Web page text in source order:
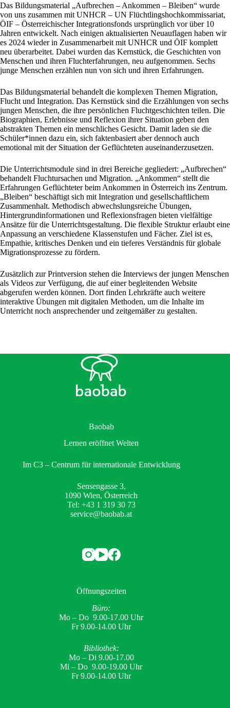
Das Bildungsmaterial „Aufbrechen – Ankommen – Bleiben“ wurde
von uns zusammen mit UNHCR – UN Flüchtlingshochkommissariat,
ÖIF – Österreichischer Integrationsfonds ursprünglich vor über 10
Jahren entwickelt. Nach einigen aktualisierten Neuauflagen haben wir
es 2024 wieder in Zusammenarbeit mit UNHCR und ÖIF komplett
neu überarbeitet. Dabei wurden das Kernstück, die Geschichten von
Menschen und ihren Fluchterfahrungen, neu aufgenommen. Sechs
junge Menschen erzählen nun von sich und ihren Erfahrungen.
Das Bildungsmaterial behandelt die komplexen Themen Migration,
Flucht und Integration. Das Kernstück sind die Erzählungen von sechs
jungen Menschen, die ihre persönlichen Fluchtgeschichten teilen. Die
Biographien, Erlebnisse und Reflexion ihrer Situation geben den
abstrakten Themen ein menschliches Gesicht. Damit laden sie die
Schüler*innen dazu ein, sich faktenbasiert aber dennoch auch
emotional mit der Situation der Geflüchteten auseinanderzusetzen.
Die Unterrichtsmodule sind in drei Bereiche gegliedert: „Aufbrechen“
behandelt Fluchtursachen und Migration. „Ankommen“ stellt die
Erfahrungen Geflüchteter beim Ankommen in Österreich ins Zentrum.
„Bleiben“ beschäftigt sich mit Integration und gesellschaftlichem
Zusammenhalt. Methodisch abwechslungsreiche Übungen,
Hintergrundinformationen und Reflexionsfragen bieten vielfältige
Ansätze für die Unterrichtsgestaltung. Die flexible Struktur erlaubt eine
Anpassung an verschiedene Klassenstufen und Fächer. Ziel ist es,
Empathie, kritisches Denken und ein tieferes Verständnis für globale
Migrationsprozesse zu fördern.
Zusätzlich zur Printversion stehen die Interviews der jungen Menschen
als Videos zur Verfügung, die auf einer begleitenden Website
abgerufen werden können. Dort finden Lehrkräfte auch weitere
interaktive Übungen mit digitalen Methoden, um die Inhalte im
Unterricht noch ansprechender und zeitgemäßer zu gestalten.
Baobab
Lernen eröffnet Welten
Im C3 – Centrum für internationale Entwicklung
Sensengasse 3,
1090 Wien, Österreich
Tel: +43 1 319 30 73
service@baobab.at
Öffnungszeiten
Büro:
Mo – Do 9.00-17.00 Uhr
Fr 9.00-14.00 Uhr
Bibliothek:
Mo – Di 9.00-17.00
Mi – Do 9.00-19.00 Uhr
Fr 9.00-14.00 Uhr